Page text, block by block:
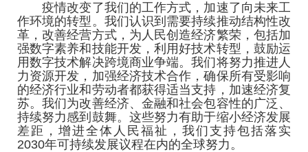
疫情改变了我们的工作方式，加速了向未来工
作环境的转型。我们认识到需要持续推动结构性改
革，改善经营方式，为人民创造经济繁荣，包括加
强数字素养和技能开发，利用好技术转型，鼓励运
用数字技术解决跨境商业争端。我们将努力推进人
力资源开发，加强经济技术合作，确保所有受影响
的经济行业和劳动者都获得适当支持，加速经济复
苏。我们为改善经济、金融和社会包容性的广泛、
持续努力感到鼓舞。这些努力有助于缩小经济发展
差距，增进全体人民福祉，我们支持包括落实
2030年可持续发展议程在内的全球努力。